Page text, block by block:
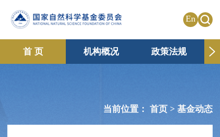
En
首 页 机构概况 政策法规
当前位置： 首页 > 基金动态